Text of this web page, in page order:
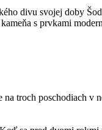
divu svojej doby
s prvkami
troch poschodiach v